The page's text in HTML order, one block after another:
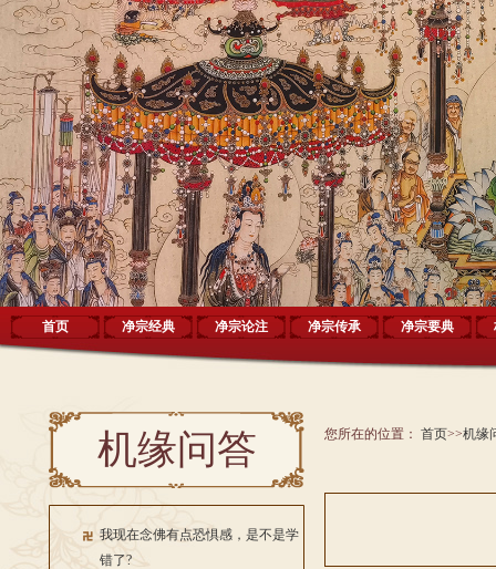
首页 净宗经典 净宗论注 净宗传承 净宗要典
机缘问答
我现在念佛有点恐惧感，是不是学
错了?
您所在的位置： 首页>>机缘